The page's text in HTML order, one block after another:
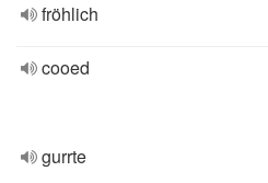
fröhlich
cooed
gurrte